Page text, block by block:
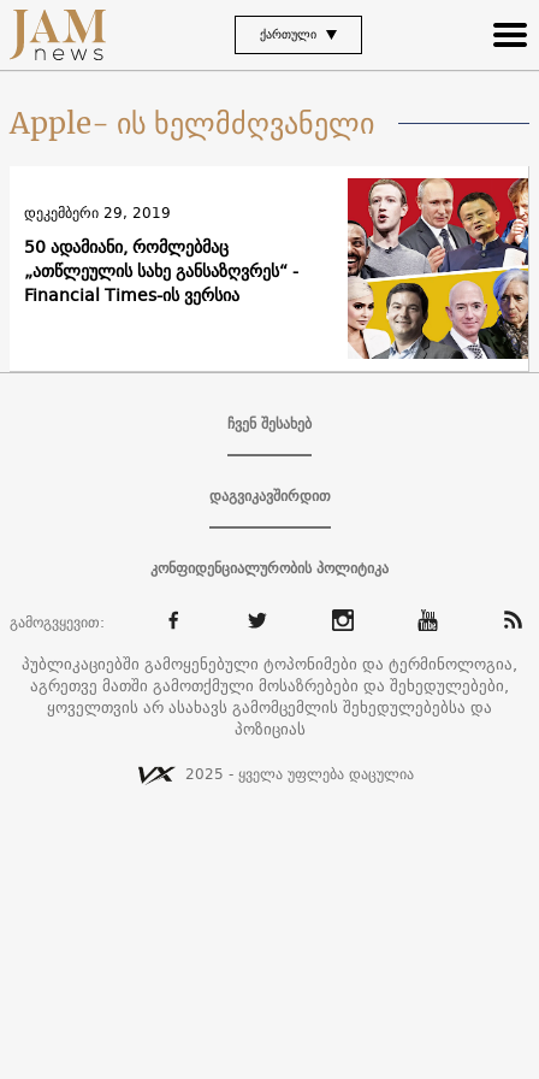
ᲥᲐᲠᲗᲣᲚᲘ
Apple- ის ხელმძღვანელი
50 ადამიანი, რომლებმაც
„ათწლეულის სახე განსაზღვრეს“ -
Financial Times-ის ვერსია
დეკემბერი 29, 2019
ჩვენ შესახებ
დაგვიკავშირდით
კონფიდენციალურობის პოლიტიკა
გამოგვყევით:
პუბლიკაციებში გამოყენებული ტოპონიმები და ტერმინოლოგია,
აგრეთვე მათში გამოთქმული მოსაზრებები და შეხედულებები,
ყოველთვის არ ასახავს გამომცემლის შეხედულებებსა და
პოზიციას
2025 - ყველა უფლება დაცულია